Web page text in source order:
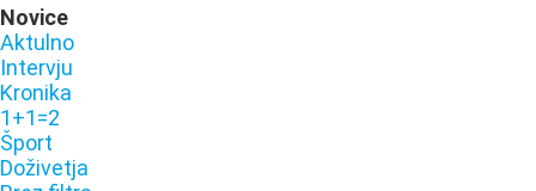
Novice
Aktulno
Intervju
Kronika
1+1=2
Šport
Doživetja